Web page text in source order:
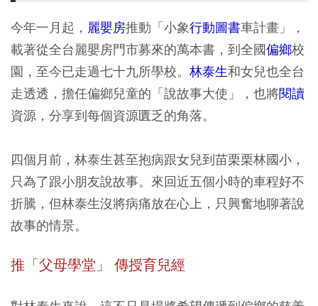
今年一月起， 麗嬰房推動「小象行動圖書車計畫」，
載著從全台麗嬰房門市募來的萬本書，到全國偏鄉校
園，至今已走過七十九所學校。 林泰生和女兒也全台
走透透，擔任偏鄉兒童的「說故事大使」，也將閱讀
資源，分享到每個資源匱乏的角落。
四個月前，林泰生甚至抱病跟女兒到苗栗栗林國小，
只為了跟小朋友說故事。來回近五個小時的車程好不
折騰，但林泰生沒將病痛放在心上，只興奮地聊著說
故事的情景。
推「父母學堂」 傳授育兒經